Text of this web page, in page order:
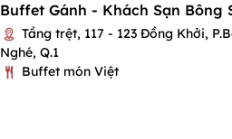
Buffet Gánh - Khách Sạn Bông
Tầng trệt, 117 - 123 Đồng Khởi,
Nghé, Q.1
Buffet món Việt